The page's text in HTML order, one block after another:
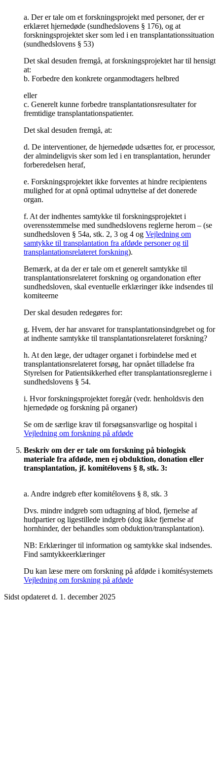
a. Der er tale om et forskningsprojekt med personer, der er
erklæret hjernedøde (sundhedslovens § 176), og at
forskningsprojektet sker som led i en transplantationssituation
(sundhedslovens § 53)
Det skal desuden fremgå, at forskningsprojektet har til hensigt
at:
b. Forbedre den konkrete organmodtagers helbred
eller
c. Generelt kunne forbedre transplantationsresultater for
fremtidige transplantationspatienter.
Det skal desuden fremgå, at:
d. De interventioner, de hjernedøde udsættes for, er processor,
der almindeligvis sker som led i en transplantation, herunder
forberedelsen heraf,
e. Forskningsprojektet ikke forventes at hindre recipientens
mulighed for at opnå optimal udnyttelse af det donerede
organ.
f. At der indhentes samtykke til forskningsprojektet i
overensstemmelse med sundhedslovens reglerne herom – (se
sundhedsloven § 54a, stk. 2, 3 og 4 og Vejledning om
samtykke til transplantation fra afdøde personer og til
transplantationsrelateret forskning).
Bemærk, at da der er tale om et generelt samtykke til
transplantationsrelateret forskning og organdonation efter
sundhedsloven, skal eventuelle erklæringer ikke indsendes til
komiteerne
Der skal desuden redegøres for:
g. Hvem, der har ansvaret for transplantationsindgrebet og for
at indhente samtykke til transplantationsrelateret forskning?
h. At den læge, der udtager organet i forbindelse med et
transplantationsrelateret forsøg, har opnået tilladelse fra
Styrelsen for Patientsikkerhed efter transplantationsreglerne i
sundhedslovens § 54.
i. Hvor forskningsprojektet foregår (vedr. henholdsvis den
hjernedøde og forskning på organer)
Se om de særlige krav til forsøgsansvarlige og hospital i
Vejledning om forskning på afdøde
Beskriv om der er tale om forskning på biologisk
materiale fra afdøde, men ej obduktion, donation eller
transplantation, jf. komitélovens § 8, stk. 3:
a. Andre indgreb efter komitélovens § 8, stk. 3
Dvs. mindre indgreb som udtagning af blod, fjernelse af
hudpartier og ligestillede indgreb (dog ikke fjernelse af
hornhinder, der behandles som obduktion/transplantation).
NB: Erklæringer til information og samtykke skal indsendes.
Find samtykkeerklæringer
Du kan læse mere om forskning på afdøde i komitésystemets
Vejledning om forskning på afdøde
Sidst opdateret d. 1. december 2025